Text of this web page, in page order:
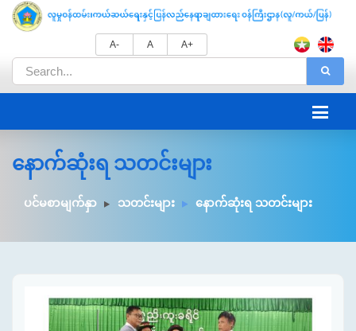
A- A A+
နောက်ဆုံးရ သတင်းများ
ပင်မစာမျက်နှာ သတင်းများ နောက်ဆုံးရ သတင်းများ